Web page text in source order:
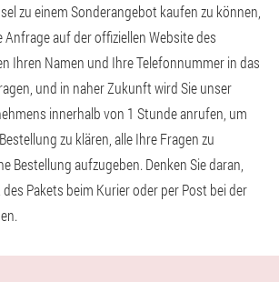
zu einem Sonderangebot kaufen zu können,
Anfrage auf der offiziellen Website des
Ihren Namen und Ihre Telefonnummer in das
und in naher Zukunft wird Sie unser
innerhalb von 1 Stunde anrufen, um
zu klären, alle Ihre Fragen zu
Bestellung aufzugeben. Denken Sie daran,
Pakets beim Kurier oder per Post bei der